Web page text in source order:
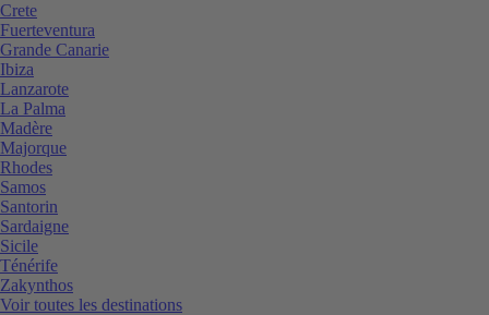
Crete
Fuerteventura
Grande Canarie
Ibiza
Lanzarote
La Palma
Madère
Majorque
Rhodes
Samos
Santorin
Sardaigne
Sicile
Ténérife
Zakynthos
Voir toutes les destinations